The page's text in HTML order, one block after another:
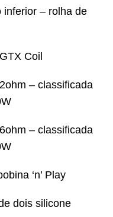
inferior – rolha de
Coil
– classificada
– classificada
‘n’ Play
dois silicone